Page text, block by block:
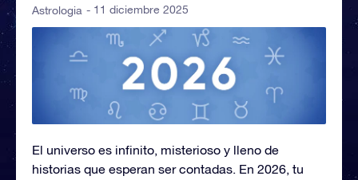
Astrologia - 11 diciembre 2025
El universo es infinito, misterioso y lleno de
historias que esperan ser contadas. En 2026, tu